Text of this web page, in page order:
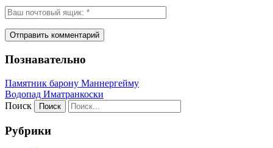
Познавательно
Памятник барону Маннергейму
Водопад Иматранкоски
Поиск
Рубрики